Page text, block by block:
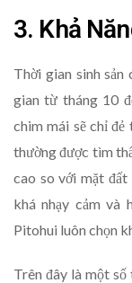
3. Khả
Thời gian sinh sản
gian từ tháng 10
chim mái sẽ chỉ đẻ
thường được tìm
cao so với mặt đất
khá nhạy cảm và
Pitohui luôn chọn
Trên đây là một